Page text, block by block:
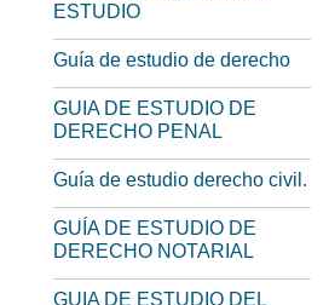
ESTUDIO
Guía de estudio de derecho
GUIA DE ESTUDIO DE
DERECHO PENAL
Guía de estudio derecho civil.
GUÍA DE ESTUDIO DE
DERECHO NOTARIAL
GUIA DE ESTUDIO DEL